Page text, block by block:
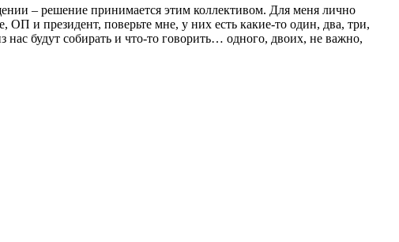
– решение принимается этим коллективом. Для меня лично
ОП и президент, поверьте мне, у них есть какие-то один, два, три,
нас будут собирать и что-то говорить… одного, двоих, не важно,